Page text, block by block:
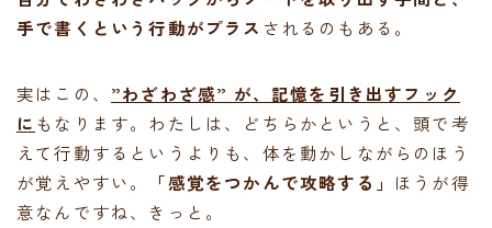
手で書くという行動がプラス されるのもある。
実はこの、 ”わざわざ感” が、記憶を引き出すフック
に もなります。わたしは、どちらかというと、頭で考
えて行動するというよりも、体を動かしながらのほう
が覚えやすい。
「感覚をつかんで攻略する」 ほうが得
意なんですね、きっと。